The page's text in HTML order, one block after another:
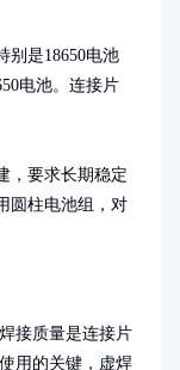
别是18650电池
电池。连接片
，要求长期稳定
圆柱电池组，对
焊接质量是连接片
使用的关键，虚焊